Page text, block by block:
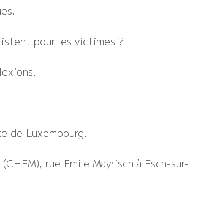
pour les victimes ?
de Luxembourg.
rue Emile Mayrisch à Esch-sur-